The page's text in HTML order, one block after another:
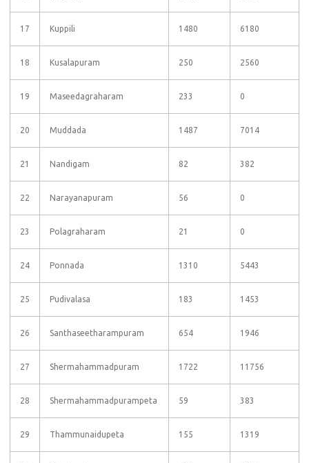
17 Kuppili 1480 6180
18 Kusalapuram 250 2560
19 Maseedagraharam 233 0
20 Muddada 1487 7014
21 Nandigam 82 382
22 Narayanapuram 56 0
23 Polagraharam 21 0
24 Ponnada 1310 5443
25 Pudivalasa 183 1453
26 Santhaseetharampuram 654 1946
27 Shermahammadpuram 1722 11756
28 Shermahammadpurampeta 59 383
29 Thammunaidupeta 155 1319